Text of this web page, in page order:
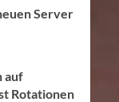
Server
auf
Rotationen